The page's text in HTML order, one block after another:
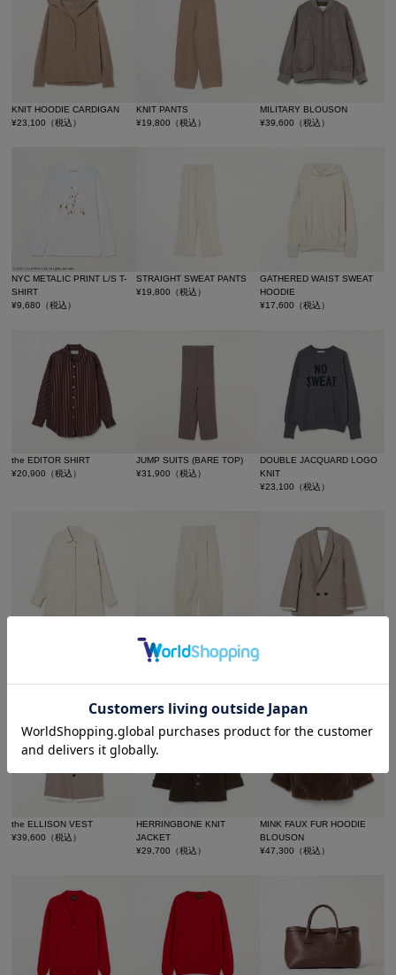
KNIT HOODIE CARDIGAN
¥23,100 （税込）
KNIT PANTS
¥19,800 （税込）
MILITARY BLOUSON
¥39,600 （税込）
NYC METALIC PRINT L/S T-
SHIRT
¥9,680 （税込）
STRAIGHT SWEAT PANTS
¥19,800 （税込）
GATHERED WAIST SWEAT
HOODIE
¥17,600 （税込）
the EDITOR SHIRT
¥20,900 （税込）
JUMP SUITS (BARE TOP)
¥31,900 （税込）
DOUBLE JACQUARD LOGO
KNIT
¥23,100 （税込）
COTTON TWILL CURVY
TUCK PANTS
the ELLISON VEST
¥39,600 （税込）
HERRINGBONE KNIT
JACKET
¥29,700 （税込）
MINK FAUX FUR HOODIE
BLOUSON
¥47,300 （税込）